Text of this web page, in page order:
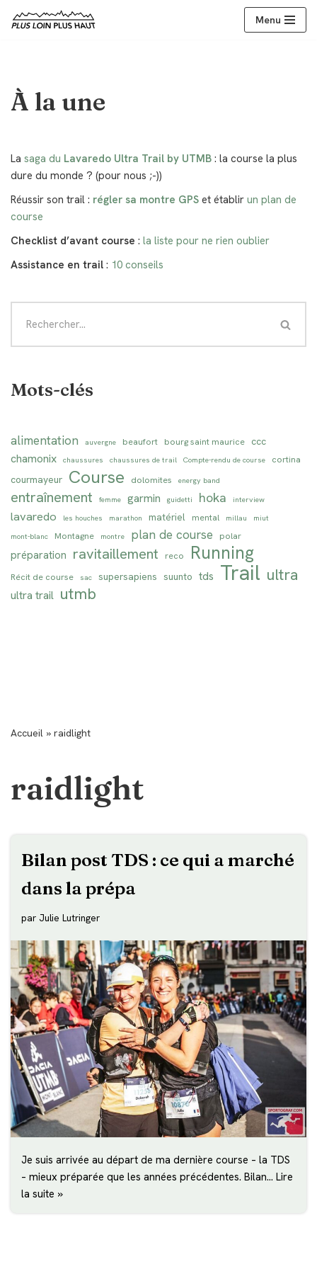
Menu
À la une
La saga du Lavaredo Ultra Trail by UTMB : la course la plus
dure du monde ? (pour nous ;-))
Réussir son trail : régler sa montre GPS et établir un plan de
course
Checklist d’avant course : la liste pour ne rien oublier
Assistance en trail : 10 conseils
Mots-clés
alimentation auvergne beaufort bourg saint maurice ccc
chamonix chaussures chaussures de trail Compte-rendu de course cortina
courmayeur Course dolomites energy band
entraînement femme garmin guidetti hoka interview
lavaredo les houches marathon matériel mental millau
miut
mont-blanc
Montagne montre plan de course polar
préparation ravitaillement reco Running
Récit de course sac supersapiens suunto tds Trail ultra
ultra trail utmb
Accueil » raidlight
raidlight
Bilan post TDS : ce qui a marché
dans la prépa
par Julie Lutringer
Je suis arrivée au départ de ma dernière course – la TDS
– mieux préparée que les années précédentes. Bilan… Lire
la suite »